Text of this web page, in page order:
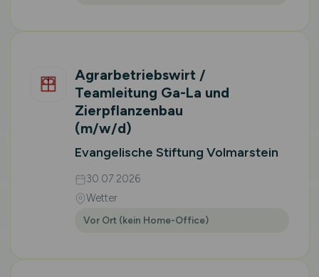
Agrarbetriebswirt /
Teamleitung Ga-La und
Zierpflanzenbau
(m/w/d)
Evangelische Stiftung Volmarstein
30.07.2026
Wetter
Vor Ort (kein Home-Office)